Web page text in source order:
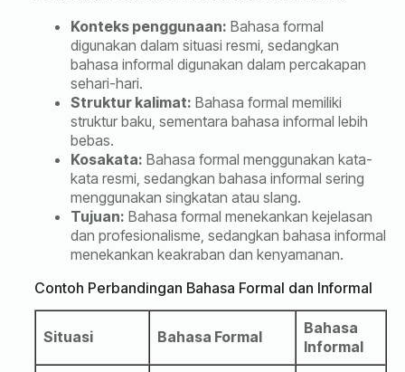
Konteks penggunaan: Bahasa formal
digunakan dalam situasi resmi, sedangkan
bahasa informal digunakan dalam percakapan
sehari-hari.
Struktur kalimat: Bahasa formal memiliki
struktur baku, sementara bahasa informal lebih
bebas.
Kosakata: Bahasa formal menggunakan kata-
kata resmi, sedangkan bahasa informal sering
menggunakan singkatan atau slang.
Tujuan: Bahasa formal menekankan kejelasan
dan profesionalisme, sedangkan bahasa informal
menekankan keakraban dan kenyamanan.
Contoh Perbandingan Bahasa Formal dan Informal
Situasi Bahasa Formal
Bahasa
Informal